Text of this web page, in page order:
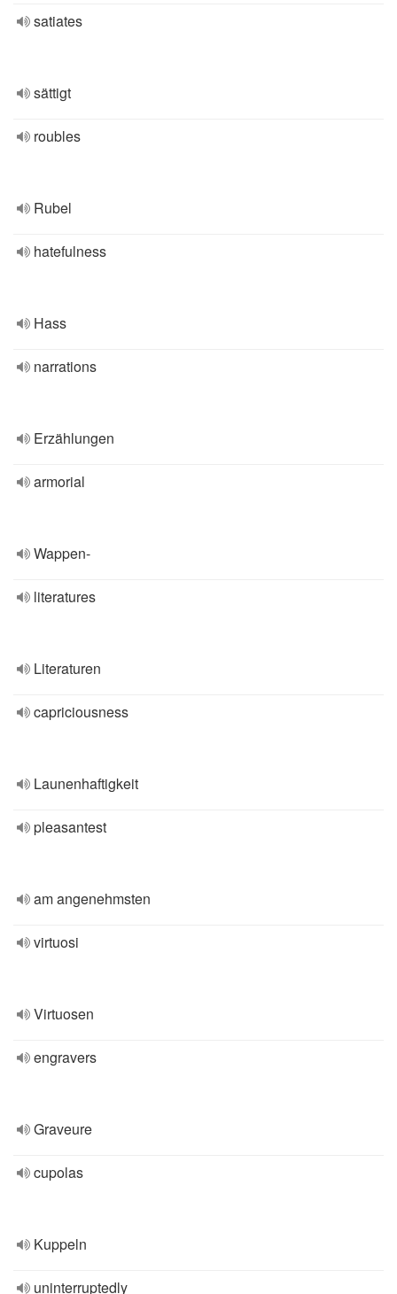
satiates
sättigt
roubles
Rubel
hatefulness
Hass
narrations
Erzählungen
armorial
Wappen-
literatures
Literaturen
capriciousness
Launenhaftigkeit
pleasantest
am angenehmsten
virtuosi
Virtuosen
engravers
Graveure
cupolas
Kuppeln
uninterruptedly